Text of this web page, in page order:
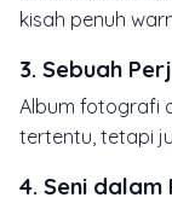
kisah penuh
3. Sebuah
Album fotografi
tertentu, tetapi
4. Seni dalam